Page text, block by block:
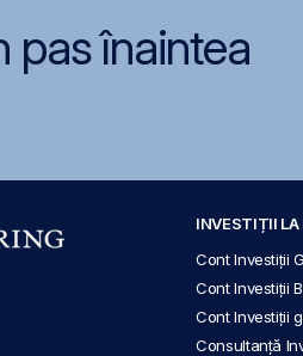
pas înaintea
INVESTIȚII LA
Cont Investiții
Cont Investiții
Cont Investiții
Consultanță